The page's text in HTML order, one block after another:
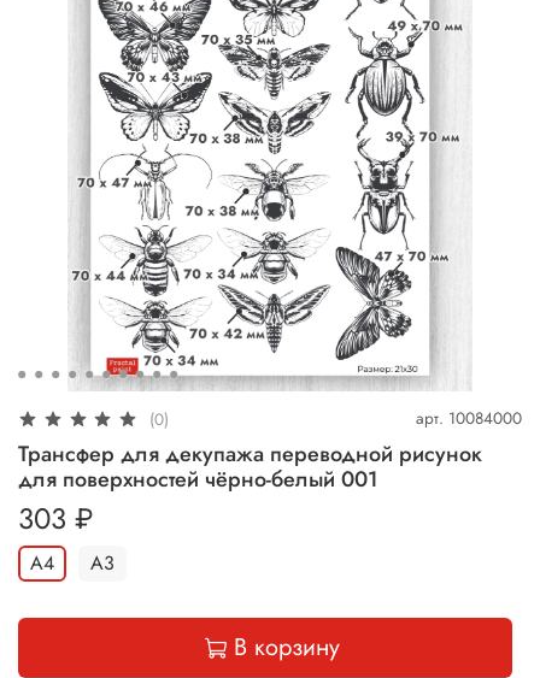
(0) арт. 10084000
Трансфер для декупажа переводной рисунок
для поверхностей чёрно-белый 001
303 ₽
А4 А3
В корзину